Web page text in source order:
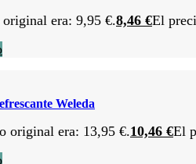
era: 9,95 €.8,46 €El
Weleda
original era: 13,95 €.10,46 €El